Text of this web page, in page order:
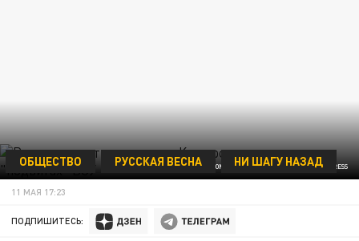
KOMSOMOLSKAYA PRAVDA/GLOBALLOOKPRESS
ОБЩЕСТВО РУССКАЯ ВЕСНА НИ ШАГУ НАЗАД
11 МАЯ 17:23
ПОДПИШИТЕСЬ: